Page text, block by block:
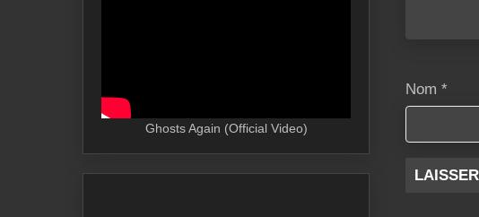
Nom *
Ghosts Again (Official Video)